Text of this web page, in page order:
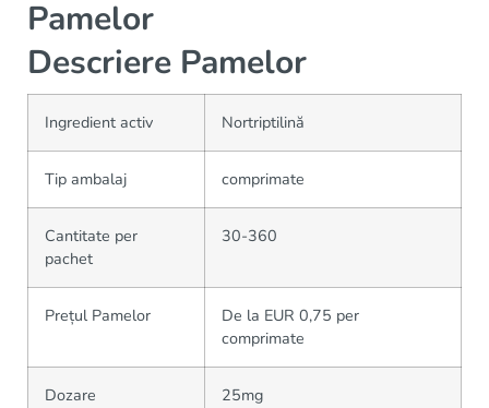
Pamelor
Descriere Pamelor
Ingredient activ Nortriptilină
Tip ambalaj comprimate
Cantitate per
pachet
30-360
Prețul Pamelor
De la EUR 0,75 per
comprimate
Dozare 25mg